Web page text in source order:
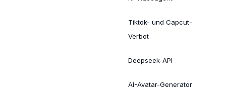
Tiktok- und Capcut-
Verbot
Deepseek-API
AI-Avatar-Generator